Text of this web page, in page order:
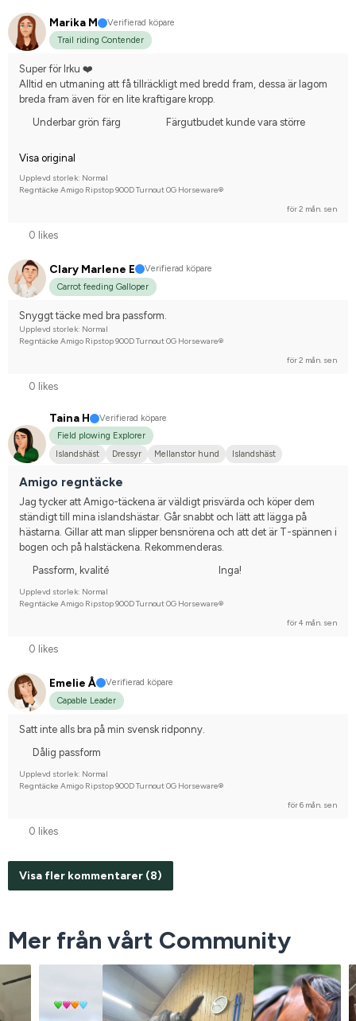
Marika M
Verifierad köpare
Trail riding Contender
Super för Irku ❤️
Alltid en utmaning att få tillräckligt med bredd fram, dessa är lagom
breda fram även för en lite kraftigare kropp.
Underbar grön färg
Färgutbudet kunde vara större
Visa original
Upplevd storlek: Normal
Regntäcke Amigo Ripstop 900D Turnout 0G Horseware®
för 2 mån. sen
0 likes
Clary Marlene E
Verifierad köpare
Carrot feeding Galloper
Snyggt täcke med bra passform.
Upplevd storlek: Normal
Regntäcke Amigo Ripstop 900D Turnout 0G Horseware®
för 2 mån. sen
0 likes
Taina H
Verifierad köpare
Field plowing Explorer
Islandshäst
Dressyr Mellanstor hund
Islandshäst
Amigo regntäcke
Jag tycker att Amigo-täckena är väldigt prisvärda och köper dem
ständigt till mina islandshästar. Går snabbt och lätt att lägga på
hästarna. Gillar att man slipper bensnörena och att det är T-spännen i
bogen och på halstäckena. Rekommenderas.
Passform, kvalité
Inga!
Upplevd storlek: Normal
Regntäcke Amigo Ripstop 900D Turnout 0G Horseware®
för 4 mån. sen
0 likes
Emelie Å
Verifierad köpare
Capable Leader
Satt inte alls bra på min svensk ridponny.
Dålig passform
Upplevd storlek: Normal
Regntäcke Amigo Ripstop 900D Turnout 0G Horseware®
för 6 mån. sen
0 likes
Visa fler kommentarer (8)
Mer från vårt Community